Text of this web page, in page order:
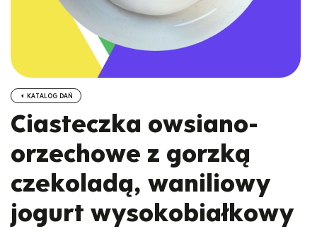
KATALOG DAŃ
Ciasteczka owsiano-
orzechowe z gorzką
czekoladą, waniliowy
jogurt wysokobiałkowy